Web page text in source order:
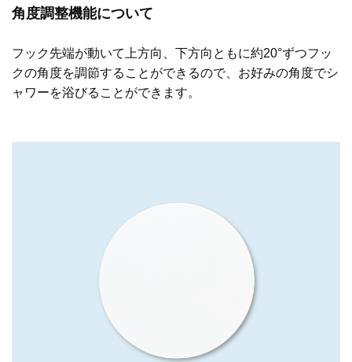
角度調整機能について
フック先端が動いて上方向、下方向ともに約20°ずつフッ
クの角度を調節することができるので、お好みの角度でシ
ャワーを浴びることができます。